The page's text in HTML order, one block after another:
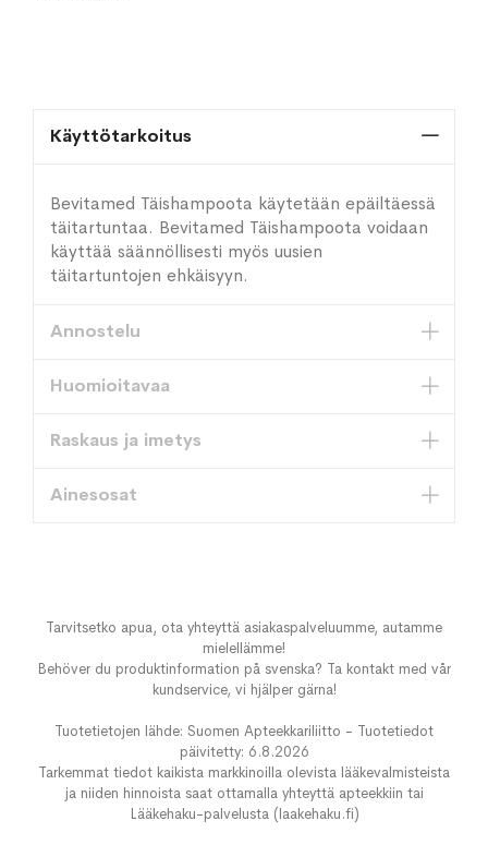
Käyttötarkoitus
Bevitamed Täishampoota käytetään epäiltäessä
täitartuntaa. Bevitamed Täishampoota voidaan
käyttää säännöllisesti myös uusien
täitartuntojen ehkäisyyn.
Annostelu
Huomioitavaa
Raskaus ja imetys
Ainesosat
Tarvitsetko apua, ota yhteyttä asiakaspalveluumme, autamme
mielellämme!
Behöver du produktinformation på svenska? Ta kontakt med vår
kundservice, vi hjälper gärna!
Tuotetietojen lähde: Suomen Apteekkariliitto - Tuotetiedot
päivitetty: 6.8.2026
Tarkemmat tiedot kaikista markkinoilla olevista lääkevalmisteista
ja niiden hinnoista saat ottamalla yhteyttä apteekkiin tai
Lääkehaku-palvelusta (laakehaku.fi)